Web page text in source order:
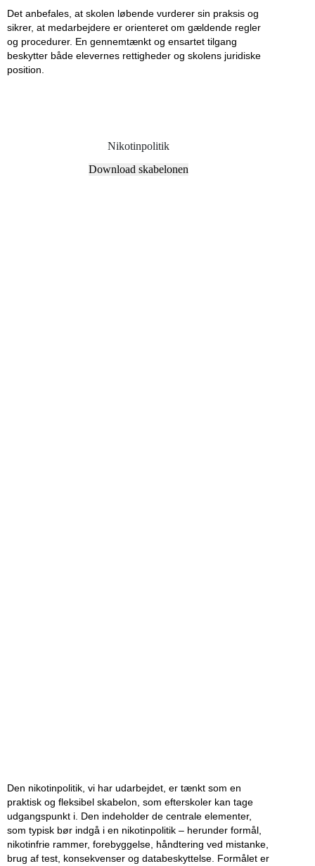
Det anbefales, at skolen løbende vurderer sin praksis og
sikrer, at medarbejdere er orienteret om gældende regler
og procedurer. En gennemtænkt og ensartet tilgang
beskytter både elevernes rettigheder og skolens juridiske
position.
Nikotinpolitik
Download skabelonen
Den nikotinpolitik, vi har udarbejdet, er tænkt som en
praktisk og fleksibel skabelon, som efterskoler kan tage
udgangspunkt i. Den indeholder de centrale elementer,
som typisk bør indgå i en nikotinpolitik – herunder formål,
nikotinfrie rammer, forebyggelse, håndtering ved mistanke,
brug af test, konsekvenser og databeskyttelse. Formålet er